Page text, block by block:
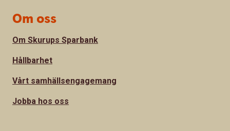
Om oss
Om Skurups Sparbank
Hållbarhet
Vårt samhällsengagemang
Jobba hos oss